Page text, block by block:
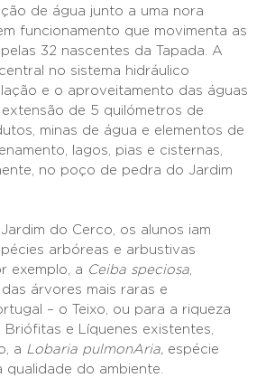
de água junto a uma nora
funcionamento que movimenta as
32 nascentes da Tapada. A
no sistema hidráulico
e o aproveitamento das águas
de 5 quilómetros de
minas de água e elementos de
lagos, pias e cisternas,
no poço de pedra do Jardim
do Cerco, os alunos iam
arbóreas e arbustivas
exemplo, a Ceiba speciosa,
árvores mais raras e
– o Teixo, ou para a riqueza
e Líquenes existentes,
a Lobaria pulmonAria, espécie
qualidade do ambiente.